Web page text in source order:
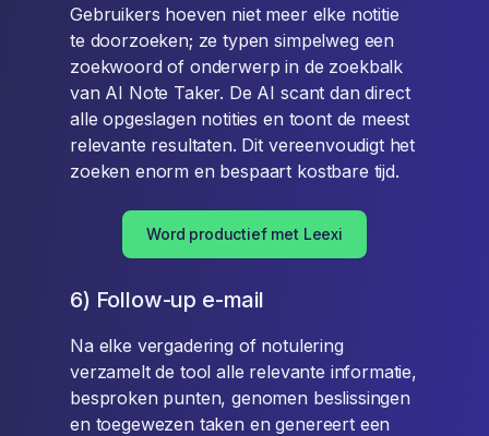
Gebruikers hoeven niet meer elke notitie
te doorzoeken; ze typen simpelweg een
zoekwoord of onderwerp in de zoekbalk
van AI Note Taker. De AI scant dan direct
alle opgeslagen notities en toont de meest
relevante resultaten. Dit vereenvoudigt het
zoeken enorm en bespaart kostbare tijd.
Word productief met Leexi
6) Follow-up e-mail
Na elke vergadering of notulering
verzamelt de tool alle relevante informatie,
besproken punten, genomen beslissingen
en toegewezen taken en genereert een